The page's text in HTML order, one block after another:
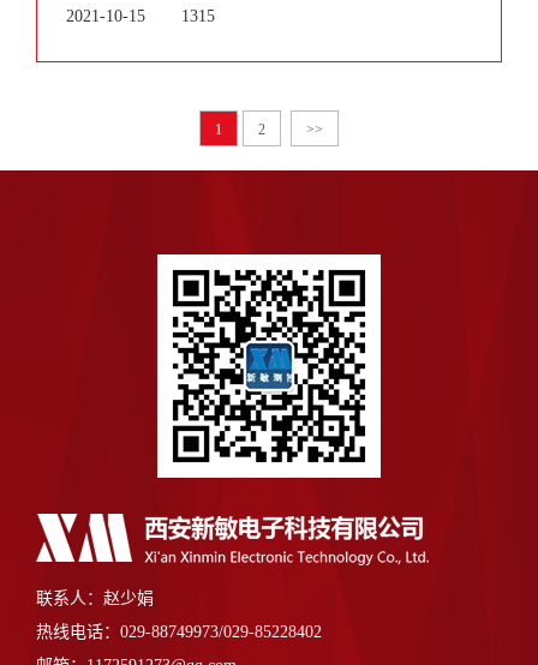
温度变送器的区别，一、一体化温度变送器体化温度变
2021-10-15 1315
1 2 >>
联系人：赵少娟
热线电话：029-88749973/029-85228402